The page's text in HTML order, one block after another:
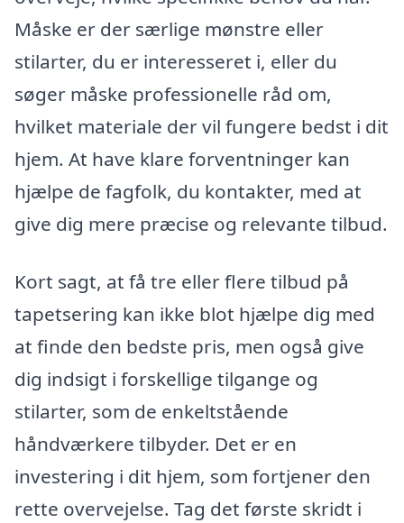
Måske er der særlige mønstre eller
stilarter, du er interesseret i, eller du
søger måske professionelle råd om,
hvilket materiale der vil fungere bedst i dit
hjem. At have klare forventninger kan
hjælpe de fagfolk, du kontakter, med at
give dig mere præcise og relevante tilbud.
Kort sagt, at få tre eller flere tilbud på
tapetsering kan ikke blot hjælpe dig med
at finde den bedste pris, men også give
dig indsigt i forskellige tilgange og
stilarter, som de enkeltstående
håndværkere tilbyder. Det er en
investering i dit hjem, som fortjener den
rette overvejelse. Tag det første skridt i